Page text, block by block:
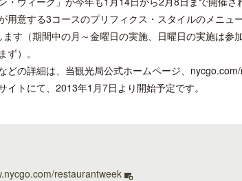
用意する3コースのプリフィクス・スタイルのメニ
ます（期間中の月～金曜日の実施、日曜日の実施は
）。
どの詳細は、当観光局公式ホームページ、
イトにて、2013年1月7日より開始予定です。
restaurantweek